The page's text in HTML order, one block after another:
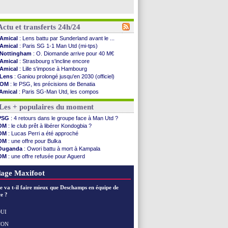
et transferts 24h/24
Amical : Lens battu par Sunderland avant le ...
Amical : Paris SG 1-1 Man Utd (mi-tps)
Nottingham : O. Diomande arrive pour 40 M€
Amical : Strasbourg s'incline encore
Amical : Lille s'impose à Hambourg
Lens : Ganiou prolongé jusqu'en 2030 (officiel)
OM : le PSG, les précisions de Benatia
: Paris SG-Man Utd, les compos
Amical: Chelsea corrige l'AC Milan
Argentine: Messi perd son papa
Amical: l'Inter s'offre la Juventus
Atletico: Almada rejoint River Plate (off.)
Monaco: Camara a la cote en Angleterre
Amical: encore une défaite pour Strasbourg
OM : la piste Goore en attaque
PSG: ça négocie avec le Barça pour Torres
Amical: Rennes s'incline contre Brentford
Amical: Le Mans concède un nul
Amical : Toulouse s'incline lourdement
OM
+ populaires du moment
: 4 retours dans le groupe face à Man Utd ?
: le club prêt à libérer Kondogbia ?
: Lucas Perri a été approché
: une offre pour Bulka
: Owori battu à mort à Kampala
: une offre refusée pour Aguerd
: B. Genesio - "ce n'est pas idéal"
Maxifoot
va t-il faire mieux que Deschamps en équipe de
?